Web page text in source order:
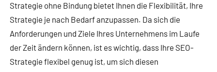
Strategie ohne Bindung bietet Ihnen die Flexibilität, Ihre
Strategie je nach Bedarf anzupassen. Da sich die
Anforderungen und Ziele Ihres Unternehmens im Laufe
der Zeit ändern können, ist es wichtig, dass Ihre SEO-
Strategie flexibel genug ist, um sich diesen